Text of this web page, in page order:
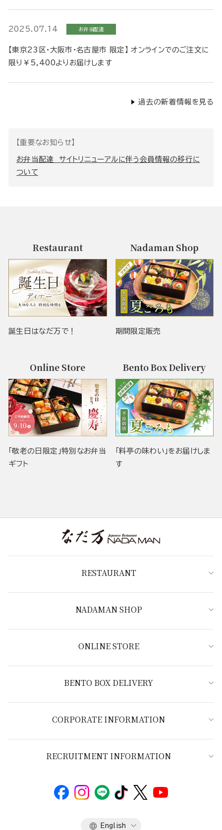
2025.07.14 お弁当配達
【東京23区・大阪市・名古屋市 限定】 オンラインでのご注文に
限り￥5,400よりお届けします
過去の新着情報を見る
【重要なお知らせ】
お弁当配達 サイトリニューアルに伴う会員情報の移行に
ついて
Restaurant
誕生日はなだ万で！
Nadaman Shop
期間限定販売
Online Store
「敬老の日限定」特別なお弁当
ギフト
Bento Box Delivery
「料亭の味わい」をお届けしま
す
RESTAURANT
NADAMAN SHOP
ONLINE STORE
BENTO BOX DELIVERY
CORPORATE INFORMATION
RECRUITMENT INFORMATION
Language
English